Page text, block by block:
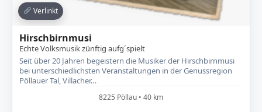
Verlinkt
Hirschbirnmusi
Echte Volksmusik zünftig aufg´spielt
Seit über 20 Jahren begeistern die Musiker der Hirschbirnmusi
bei unterschiedlichsten Veranstaltungen in der Genussregion
Pöllauer Tal, Villacher…
8225 Pöllau • 40 km